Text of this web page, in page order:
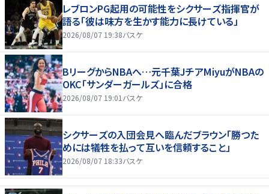
レブロンPG起用の可能性をシクサーズ指揮官が
語る「彼は味方を生かす能力に長けている」
2026/08/07 19:38バスケ
BリーグからNBAへ…元千葉JチアMiyuがNBAの
OKC「サンダーガールズ」に合格
2026/08/07 19:01 バスケ
シクサーズの入団会見へ臨んだブラウン「勝つた
めには犠牲を払って互いを信頼すること」
2026/08/07 18:33バスケ